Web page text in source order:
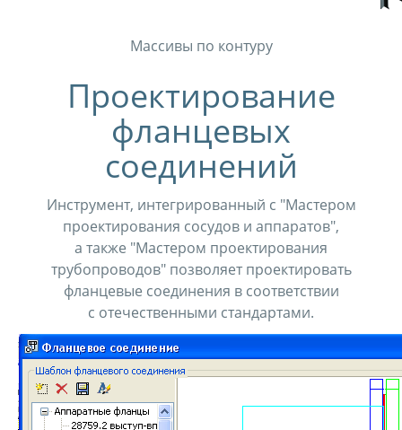
Массивы по контуру
Проектирование
фланцевых
соединений
Инструмент, интегрированный с "Мастером
проектирования сосудов и аппаратов",
а также "Мастером проектирования
трубопроводов" позволяет проектировать
фланцевые соединения в соответствии
с отечественными стандартами.